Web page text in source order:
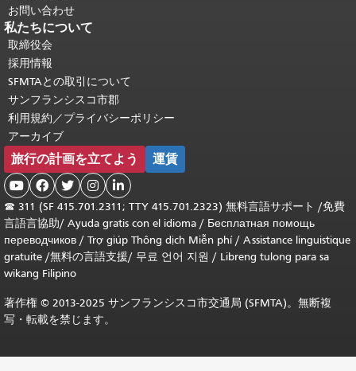
お問い合わせ
私たちについて
取締役会
採用情報
SFMTAとの取引について
サンフランシスコ市郡
利用規約／プライバシーポリシー
アーカイブ
旅行の計画を立てよう 運賃
    
☎ 311 (SF 415.701.2311; TTY 415.701.2323) 無料言語サポート /免費
言語言協助/ Ayuda gratis con el idioma / Бесплатная помощь
переводчиков / Trợ giúp Thông dịch Miễn phí/ Assistance linguistique
gratuite /無料の言語支援/ 무료 언어 지원 / Libreng tulong para sa
wikang Filipino
著作権 © 2013-2025 サンフランシスコ市交通局 (SFMTA)。無断複
写・転載を禁じます。